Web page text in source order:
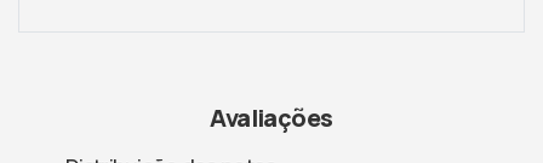
Avaliações